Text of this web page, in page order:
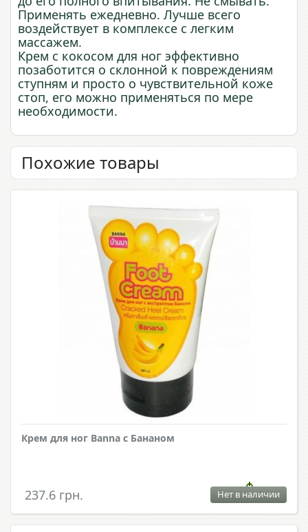
Применять ежедневно. Лучше всего
воздействует в комплексе с легким
массажем.
Крем с кокосом для ног эффективно
позаботится о склонной к повреждениям
ступням и просто о чувствительной коже
стоп, его можно применяться по мере
необходимости.
Похожие товары
Крем для ног Banna с Бананом
237.6 грн. Нет в наличии